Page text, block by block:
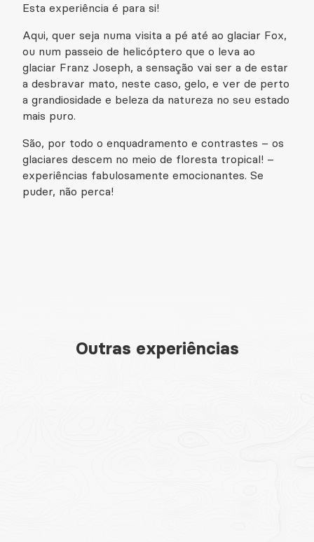
Esta experiência é para si!
Aqui, quer seja numa visita a pé até ao glaciar Fox,
ou num passeio de helicóptero que o leva ao
glaciar Franz Joseph, a sensação vai ser a de estar
a desbravar mato, neste caso, gelo, e ver de perto
a grandiosidade e beleza da natureza no seu estado
mais puro.
São, por todo o enquadramento e contrastes – os
glaciares descem no meio de floresta tropical! –
experiências fabulosamente emocionantes. Se
puder, não perca!
Outras experiências